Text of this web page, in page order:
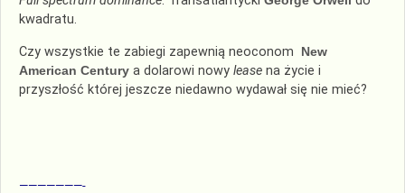
kwadratu.
Czy wszystkie te zabiegi zapewnią neoconom New
American Century a dolarowi nowy lease na życie i
przyszłość której jeszcze niedawno wydawał się nie mieć?
———————-